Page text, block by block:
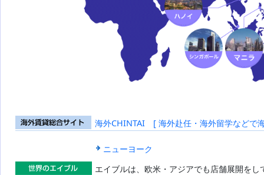
海外賃貸総合
海外CHINTAI [ 海外赴任・海外留学などで
ニューヨーク
エイブルは、欧米・アジアでも店舗展開を